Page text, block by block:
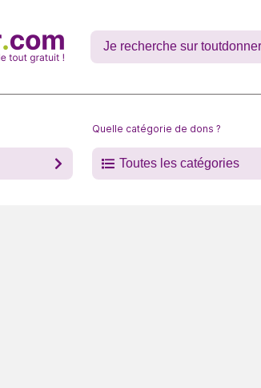
Quelle catégorie de dons ?
Toutes les catégories